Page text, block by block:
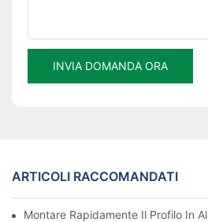
INVIA DOMANDA ORA
ARTICOLI RACCOMANDATI
Montare Rapidamente Il Profilo In